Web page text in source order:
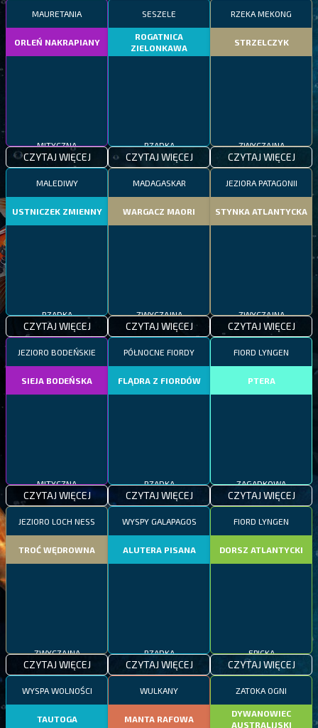
MAURETANIA
ORLEŃ NAKRAPIANY
MITYCZNA
CZYTAJ WIĘCEJ
SESZELE
ROGATNICA
ZIELONKAWA
RZADKA
CZYTAJ WIĘCEJ
RZEKA MEKONG
STRZELCZYK
ZWYCZAJNA
CZYTAJ WIĘCEJ
MALEDIWY
USTNICZEK ZMIENNY
RZADKA
CZYTAJ WIĘCEJ
MADAGASKAR
WARGACZ MAORI
ZWYCZAJNA
CZYTAJ WIĘCEJ
JEZIORA PATAGONII
STYNKA ATLANTYCKA
ZWYCZAJNA
CZYTAJ WIĘCEJ
JEZIORO BODEŃSKIE
SIEJA BODEŃSKA
MITYCZNA
CZYTAJ WIĘCEJ
PÓŁNOCNE FIORDY
FLĄDRA Z FIORDÓW
RZADKA
CZYTAJ WIĘCEJ
FIORD LYNGEN
PTERA
ZAGADKOWA
CZYTAJ WIĘCEJ
JEZIORO LOCH NESS
TROĆ WĘDROWNA
ZWYCZAJNA
CZYTAJ WIĘCEJ
WYSPY GALAPAGOS
ALUTERA PISANA
RZADKA
CZYTAJ WIĘCEJ
FIORD LYNGEN
DORSZ ATLANTYCKI
EPICKA
CZYTAJ WIĘCEJ
WYSPA WOLNOŚCI
TAUTOGA
WULKANY
MANTA RAFOWA
ZATOKA OGNI
DYWANOWIEC
AUSTRALIJSKI